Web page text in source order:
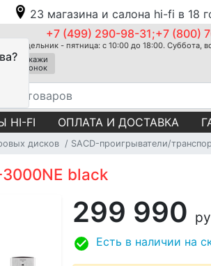
23 магазина и салона hi-fi в 18
+7 (499) 290-98-31;+7 (800)
Понедельник - пятница: с 10:00 до 18:00. Суббота,
Закажи
звонок
HI-FI ОПЛАТА И ДОСТАВКА
дисков SACD-проигрыватели/
3000NE black
299 990
Есть в наличии на